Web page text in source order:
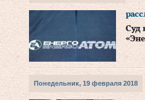
Суд
Понедельник, 19 февраля 2018